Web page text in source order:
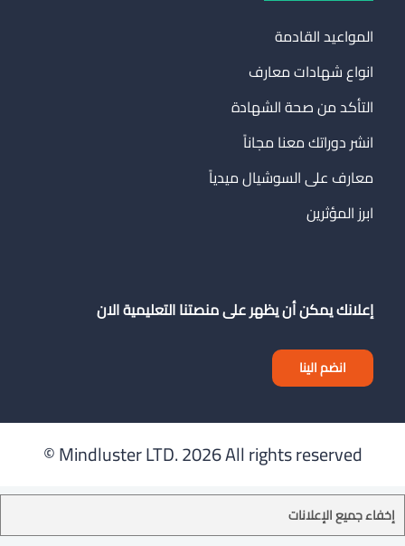
المواعيد القادمة
انواع شهادات معارف
التأكد من صحة الشهادة
انشر دوراتك معنا مجاناً
معارف على السوشيال ميدياً
ابرز المؤثرين
إعلانك يمكن أن يظهر على منصتنا التعليمية الان
انضم الينا
Mindluster LTD.2026 All rights reserved ©
إخفاء جميع الإعلانات